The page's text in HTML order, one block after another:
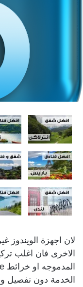
لان اجهزة
الاخرى فان اغلب
الخدمة دون تفصيل